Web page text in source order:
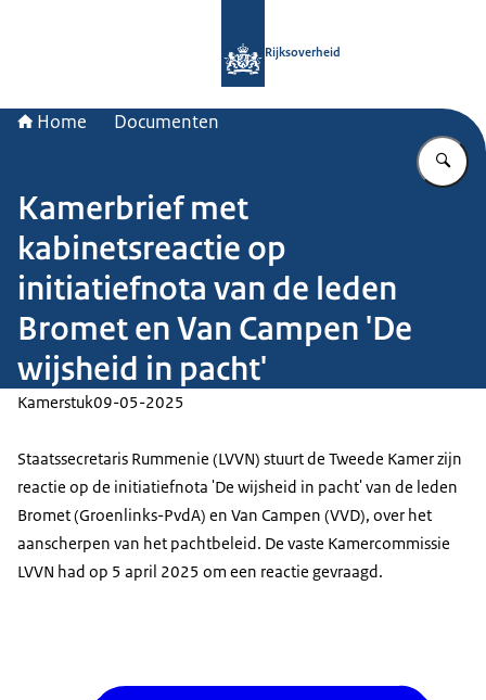
Rijksoverheid
Home Documenten
Kamerbrief met
kabinetsreactie op
initiatiefnota van de leden
Bromet en Van Campen 'De
wijsheid in pacht'
Kamerstuk09-05-2025
Staatssecretaris Rummenie (LVVN) stuurt de Tweede Kamer zijn
reactie op de initiatiefnota 'De wijsheid in pacht' van de leden
Bromet (Groenlinks-PvdA) en Van Campen (VVD), over het
aanscherpen van het pachtbeleid. De vaste Kamercommissie
LVVN had op 5 april 2025 om een reactie gevraagd.